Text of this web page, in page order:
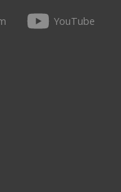
YouTube